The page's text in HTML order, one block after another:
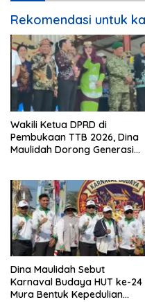
Rekomendasi untuk
Wakili Ketua DPRD di
Pembukaan TTB 2026, Dina
Maulidah Dorong Generasi
Dina Maulidah Sebut
Karnaval Budaya HUT ke-24
Mura Bentuk Kepedulian